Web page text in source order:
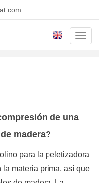
de una
madera?
para la peletizadora
la materia prima, así que